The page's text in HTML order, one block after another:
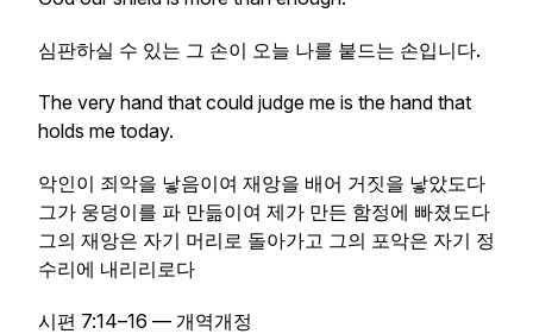
심판하실 수 있는 그 손이 오늘 나를 붙드는 손입니다.
The very hand that could judge me is the hand that
holds me today.
악인이 죄악을 낳음이여 재앙을 배어 거짓을 낳았도다
그가 웅덩이를 파 만듦이여 제가 만든 함정에 빠졌도다
그의 재앙은 자기 머리로 돌아가고 그의 포악은 자기 정
수리에 내리리로다
시편 7:14–16 — 개역개정